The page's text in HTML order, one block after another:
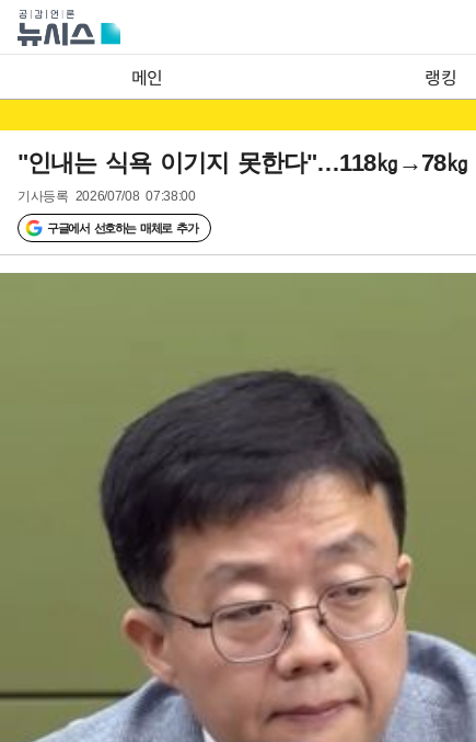
메인 랭킹
"인내는 식욕 이기지 못한다"…118㎏→78㎏
기사등록 2026/07/08 07:38:00
구글에서 선호하는 매체로 추가